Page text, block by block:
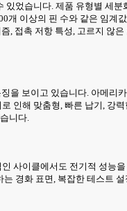
었습니다. 제품 유형별 세분
개 이상의 핀 수와 같은 임계
, 접촉 저항 특성, 고르지 않
을 보이고 있습니다. 아메리
인해 맞춤형, 빠른 납기, 강
니다.
사이클에서도 전기적 성능
경화 표면, 복잡한 테스트